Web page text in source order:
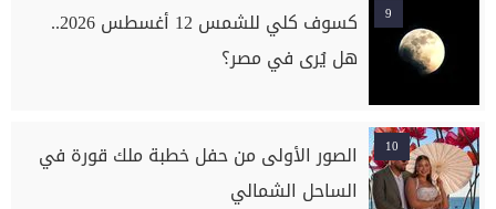
9
كسوف كلي للشمس 12 أغسطس 2026..
هل يُرى في مصر؟
10
الصور الأولى من حفل خطبة ملك قورة في
الساحل الشمالي